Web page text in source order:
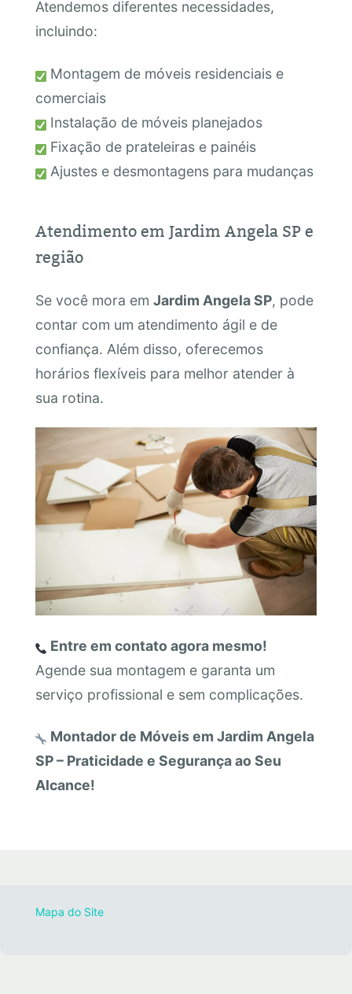
Atendemos diferentes necessidades,
incluindo:
Montagem de móveis residenciais e
comerciais
Instalação de móveis planejados
Fixação de prateleiras e painéis
Ajustes e desmontagens para mudanças
Atendimento em Jardim Angela SP e
região
Se você mora em Jardim Angela SP, pode
contar com um atendimento ágil e de
confiança. Além disso, oferecemos
horários flexíveis para melhor atender à
sua rotina.
Entre em contato agora mesmo!
Agende sua montagem e garanta um
serviço profissional e sem complicações.
Montador de Móveis em Jardim Angela
SP – Praticidade e Segurança ao Seu
Alcance!
Mapa do Site